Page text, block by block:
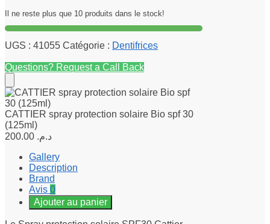
Il ne reste plus que 10 produits dans le stock!
UGS : 41055 Catégorie : Dentifrices
Questions? Request a Call Back
CATTIER spray protection solaire Bio spf 30
(125ml)
د.م.
Gallery
Description
Brand
Avis 0
Ajouter au panier